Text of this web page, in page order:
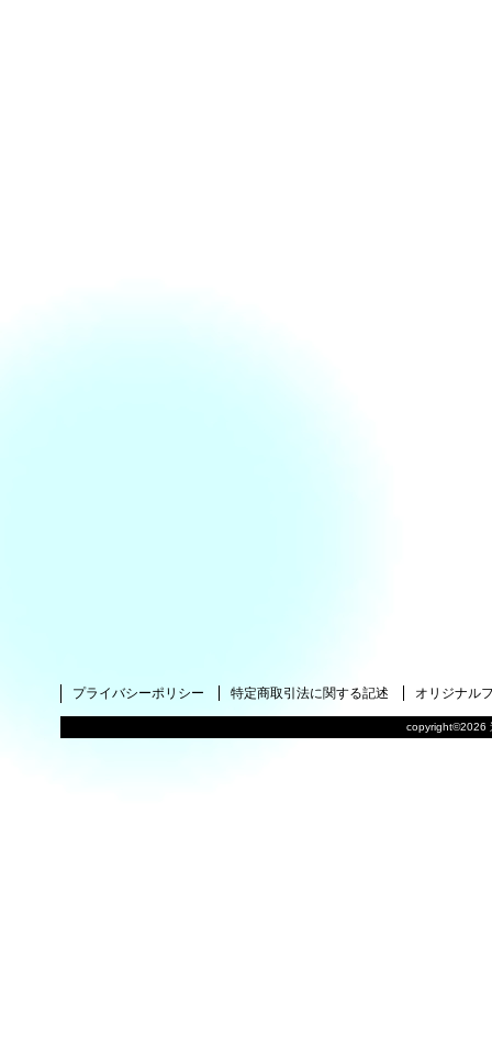
copyright©2026
プライバシーポリシー 特定商取引法に関する記述 オリジナル